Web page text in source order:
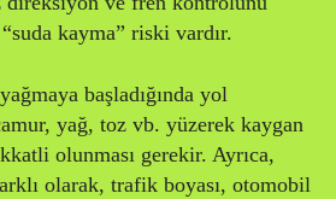
kayma” riski vardır.
başladığında yol
yağ, toz vb. yüzerek kaygan
olunması gerekir. Ayrıca,
olarak, trafik boyası, otomobil